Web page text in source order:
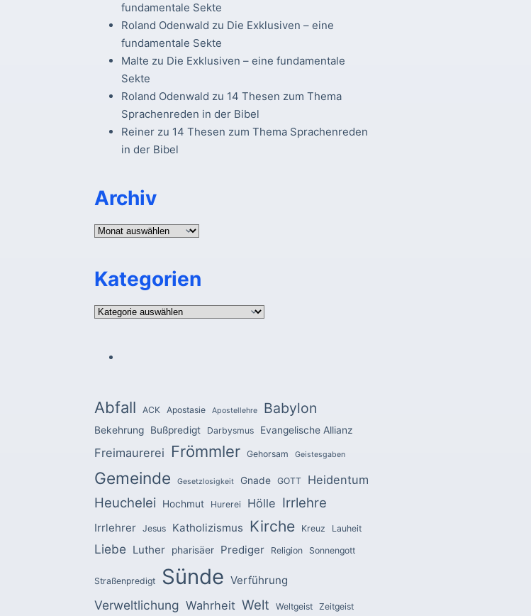
fundamentale Sekte
Roland Odenwald zu Die Exklusiven – eine
fundamentale Sekte
Malte zu Die Exklusiven – eine fundamentale
Sekte
Roland Odenwald zu 14 Thesen zum Thema
Sprachenreden in der Bibel
Reinerzu 14 Thesen zum Thema Sprachenreden
in der Bibel
Archiv
Archiv
Kategorien
Kategorien
Abfall ACK Apostasie Apostellehre Babylon
Bekehrung Bußpredigt Darbysmus Evangelische Allianz
Freimaurerei Frömmler Gehorsam Geistesgaben
Gemeinde Gesetzlosigkeit Gnade GOTT Heidentum
Heuchelei Hochmut Hurerei Hölle Irrlehre
Irrlehrer Jesus Katholizismus Kirche Kreuz Lauheit
Liebe Luther pharisäer Prediger Religion Sonnengott
Straßenpredigt Sünde Verführung
Verweltlichung Wahrheit Welt Weltgeist Zeitgeist